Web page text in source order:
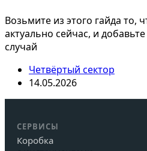
Возьмите из этого гайда то,
актуально сейчас, и
случай
Четвёртый сектор
14.05.2026
СЕРВИСЫ
Коробка